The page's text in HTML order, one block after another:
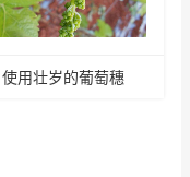
使用壮岁的葡萄穗